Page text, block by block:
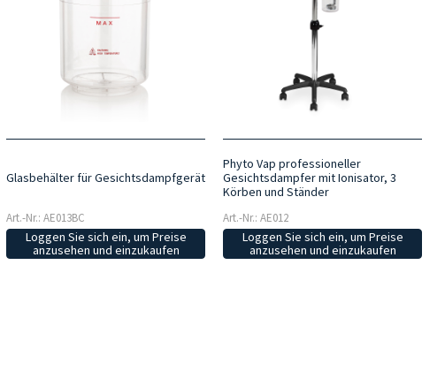
Glasbehälter für Gesichtsdampfgerät
Art.-Nr.: AE013BC
Loggen Sie sich ein, um Preise
anzusehen und einzukaufen
Phyto Vap professioneller
Gesichtsdampfer mit Ionisator, 3
Körben und Ständer
Art.-Nr.: AE012
Loggen Sie sich ein, um Preise
anzusehen und einzukaufen